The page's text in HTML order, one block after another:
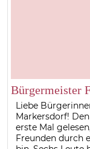
Bürgermeister
Liebe
Markersdorf!
erste Mal
Freunden durch